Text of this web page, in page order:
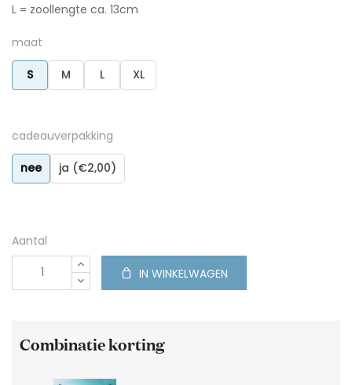
L = zoollengte ca. 13cm
maat
S M L XL
cadeauverpakking
nee ja (€2,00)
Aantal
IN WINKELWAGEN
Combinatie korting